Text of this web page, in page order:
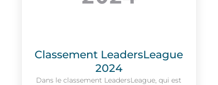
Classement LeadersLeague
2024
Dans le classement LeadersLeague, qui est